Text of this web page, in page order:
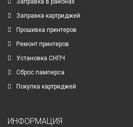
Заправка в районах
Заправка картриджей
Прошивка принтеров
Ремонт принтеров
Установка СНПЧ
Сброс памперса
Покупка картриджей
ИНФОРМАЦИЯ